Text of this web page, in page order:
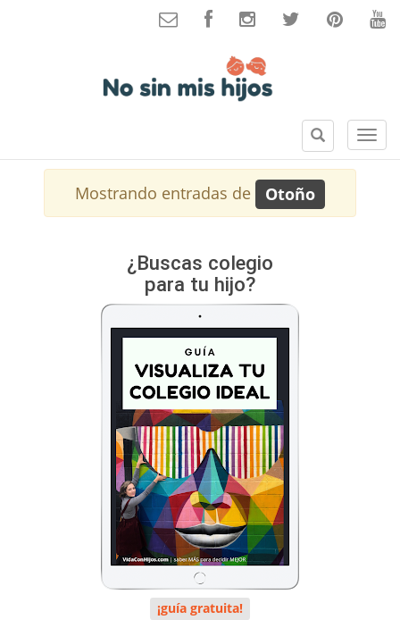
S
e
B
u
s
c
a
Mostrando entradas de Otoño
¿Buscas colegio
para tu hijo?
¡guía gratuita!